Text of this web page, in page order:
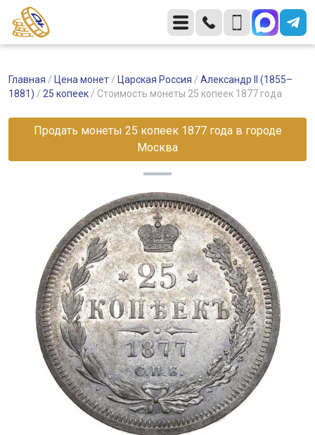
Главная / Цена монет / Царская Россия / Александр II (1855–
1881) / 25 копеек / Стоимость монеты 25 копеек 1877 года
Продать монеты 25 копеек 1877 года в городе
Москва